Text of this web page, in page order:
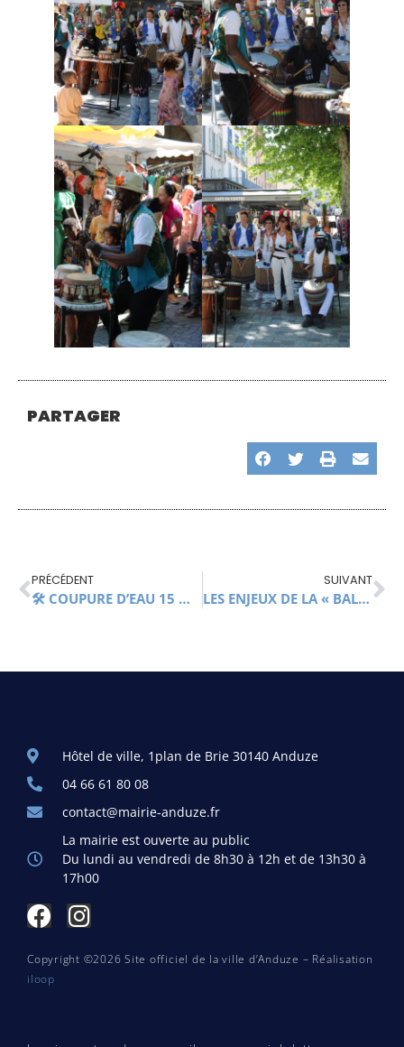
PARTAGER
PRÉCÉDENT
🛠 COUPURE D’EAU 15 MAI DE 9H À 15H, SECTEUR CHEMIN DES ESCALADES
SUIVANT
LES ENJEUX DE LA « BALADE AU BORD DU GARDON »: LES COMPRENDRE, EN DISCUTER TOUS ENSEMBLE
Hôtel de ville, 1plan de Brie 30140 Anduze
04 66 61 80 08
contact@mairie-anduze.fr
La mairie est ouverte au public
Du lundi au vendredi de 8h30 à 12h et de 13h30 à
17h00
Copyright ©2026 Site officiel de la ville d’Anduze – Réalisation
iloop